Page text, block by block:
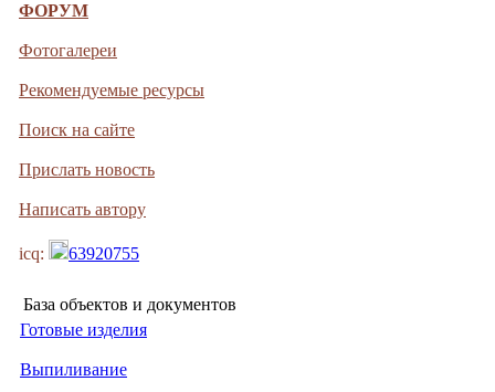
ФОРУМ
Фотогалереи
Рекомендуемые ресурсы
Поиск на сайте
Прислать новость
Написать автору
icq: 63920755
База объектов и документов
Готовые изделия
Выпиливание